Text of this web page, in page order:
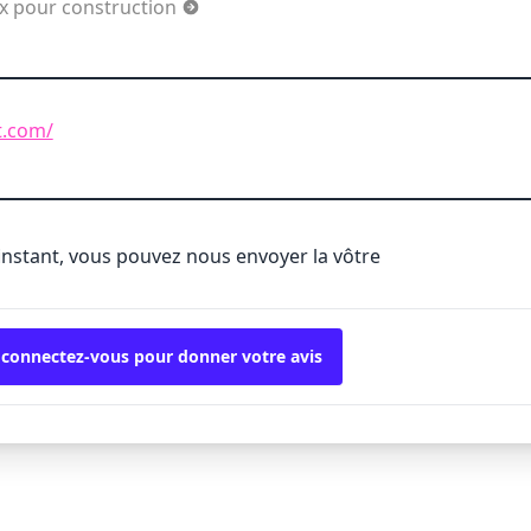
pour construction
vous pouvez nous envoyer la vôtre
vous pour donner votre avis